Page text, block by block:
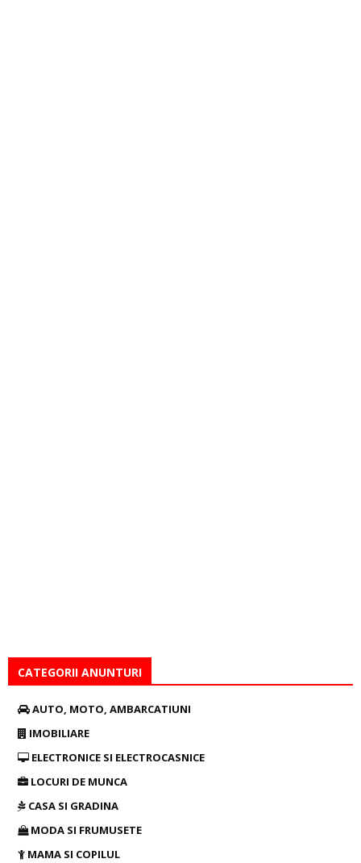
CATEGORII ANUNTURI
AUTO, MOTO, AMBARCATIUNI
IMOBILIARE
ELECTRONICE SI ELECTROCASNICE
LOCURI DE MUNCA
CASA SI GRADINA
MODA SI FRUMUSETE
MAMA SI COPILUL